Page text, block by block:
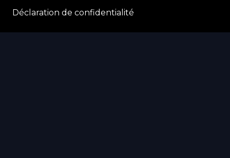
Déclaration de confidentialité